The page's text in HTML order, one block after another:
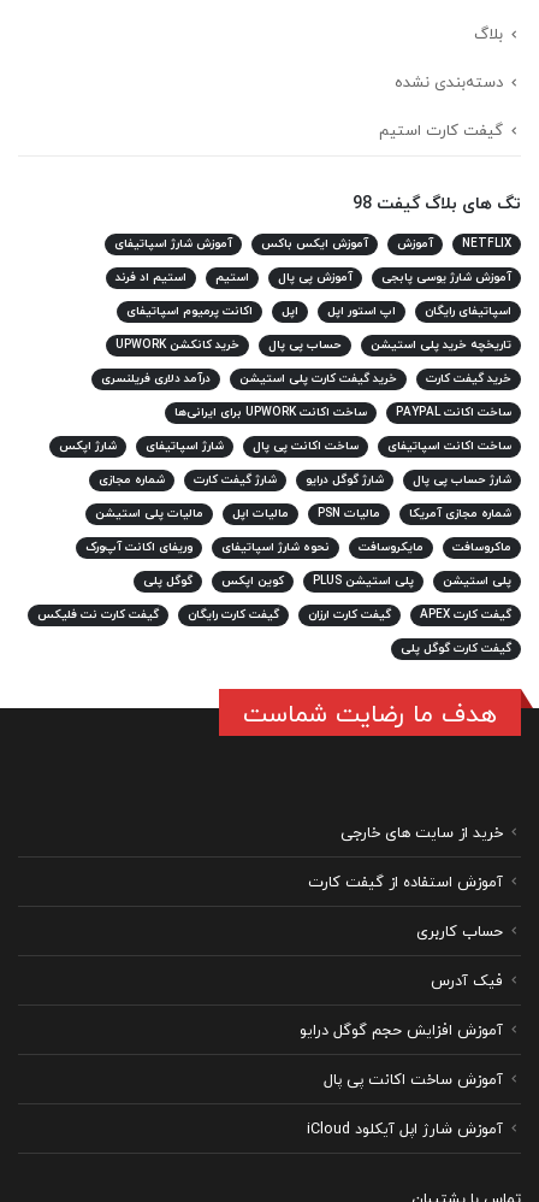
بلاگ
دسته‌بندی نشده
گیفت کارت استیم
تگ های بلاگ گیفت 98
NETFLIX آموزش آموزش ایکس باکس
آموزش شارژ اسپاتیفای
آموزش شارژ یوسی پابجی
آموزش پی پال استیم
استیم اد فرند
اسپاتیفای رایگان
اپ استور اپل اپل
اکانت پرمیوم اسپاتیفای
تاریخچه خرید پلی استیشن
حساب پی پال
خرید کانکشن UPWORK
خرید گیفت کارت
خرید گیفت کارت پلی استیشن
درآمد دلاری فریلنسری
ساخت اکانت PAYPAL
ساخت اکانت UPWORK برای ایرانی‌ها
ساخت اکانت اسپاتیفای
ساخت اکانت پی پال شارژ اسپاتیفای
شارژ اپکس
شارژ حساب پی پال
شارژ گوگل درایو شارژ گیفت کارت
شماره مجازی
شماره مجازی آمریکا
مالیات PSN مالیات اپل
مالیات پلی استیشن
ماکروسافت
مایکروسافت نحوه شارژ اسپاتیفای
وریفای اکانت آپ‌ورک
پلی استیشن
پلی استیشن PLUS کوین اپکس
گوگل پلی
گیفت کارت APEX
گیفت کارت ارزان گیفت کارت رایگان
گیفت کارت نت فلیکس
گیفت کارت گوگل پلی
هدف ما رضایت شماست
خرید از سایت های خارجی
آموزش استفاده از گیفت کارت
حساب کاربری
فیک آدرس
آموزش افزایش حجم گوگل درایو
آموزش ساخت اکانت پی پال
آموزش شارژ اپل آیکلود iCloud